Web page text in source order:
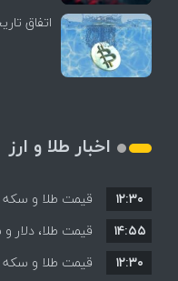
اتفاق
اخبار طلا و ارز
قیمت ها+ جدول
۱۲:۳۰
افزایش قیمت
۱۴:۵۵
۱۲:۳۰